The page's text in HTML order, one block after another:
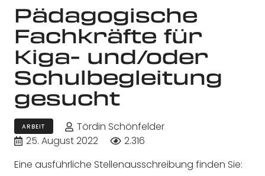
Pädagogische
Fachkräfte für
Kiga- und/oder
Schulbegleitung
gesucht
ARBEIT
Tördin Schönfelder
25. August 2022
2.316
Eine ausführliche Stellenausschreibung finden Sie: